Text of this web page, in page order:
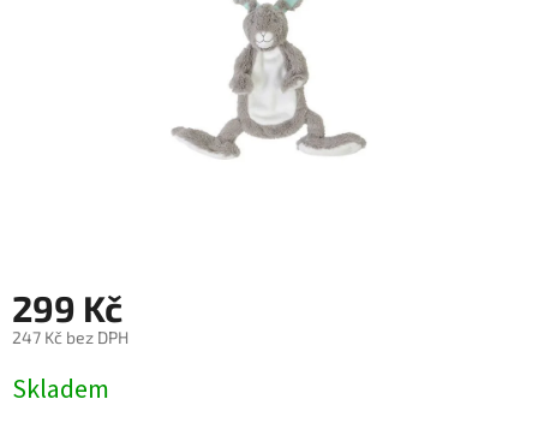
299 Kč
247 Kč bez DPH
cena:
Skladem